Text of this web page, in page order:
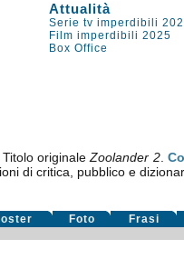
Attualità
Serie tv imperdibili
Film imperdibili 2025
Box Office
Titolo originaleZoolander 2.
di critica, pubblico e
Foto Frasi